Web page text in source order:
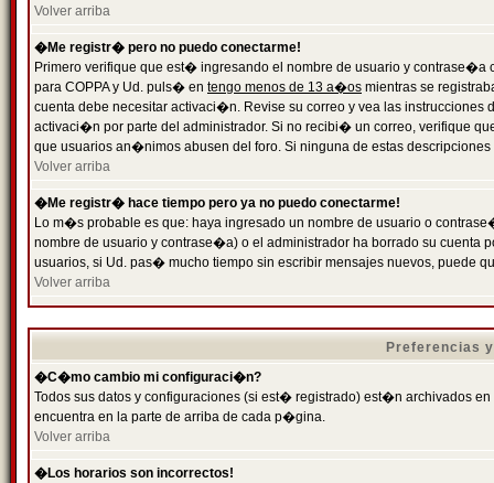
Volver arriba
�Me registr� pero no puedo conectarme!
Primero verifique que est� ingresando el nombre de usuario y
para COPPA y Ud. puls� en tengo menos de 13 a�os mientras se
cuenta debe necesitar activaci�n. Revise su correo y vea las
activaci�n por parte del administrador. Si no recibi� un correo, verifique
que usuarios an�nimos abusen del foro. Si ninguna de estas
Volver arriba
�Me registr� hace tiempo pero ya no puedo conectarme!
Lo m�s probable es que: haya ingresado un nombre de usuario o
nombre de usuario y contrase�a) o el administrador ha borrado su
usuarios, si Ud. pas� mucho tiempo sin escribir mensajes nuevos, puede
Volver arriba
Preferencias
�C�mo cambio mi configuraci�n?
Todos sus datos y configuraciones (si est� registrado) est�n archivados
encuentra en la parte de arriba de cada p�gina.
Volver arriba
�Los horarios son incorrectos!